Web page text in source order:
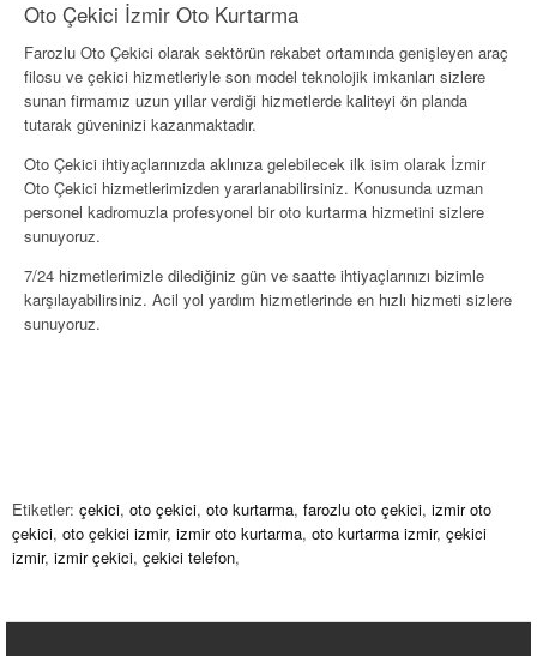
Oto Çekici İzmir Oto Kurtarma
Farozlu Oto Çekici olarak sektörün rekabet ortamında genişleyen araç
filosu ve çekici hizmetleriyle son model teknolojik imkanları sizlere
sunan firmamız uzun yıllar verdiği hizmetlerde kaliteyi ön planda
tutarak güveninizi kazanmaktadır.
Oto Çekici ihtiyaçlarınızda aklınıza gelebilecek ilk isim olarak İzmir
Oto Çekici hizmetlerimizden yararlanabilirsiniz. Konusunda uzman
personel kadromuzla profesyonel biroto kurtarma hizmetini sizlere
sunuyoruz.
7/24 hizmetlerimizle dilediğiniz gün ve saatte ihtiyaçlarınızı bizimle
karşılayabilirsiniz. Acil yol yardım hizmetlerinde en hızlı hizmeti sizlere
sunuyoruz.
Etiketler: çekici, oto çekici, oto kurtarma, farozlu oto çekici, izmir oto
çekici, oto çekici izmir, izmir oto kurtarma, oto kurtarma izmir, çekici
izmir, izmir çekici, çekici telefon,